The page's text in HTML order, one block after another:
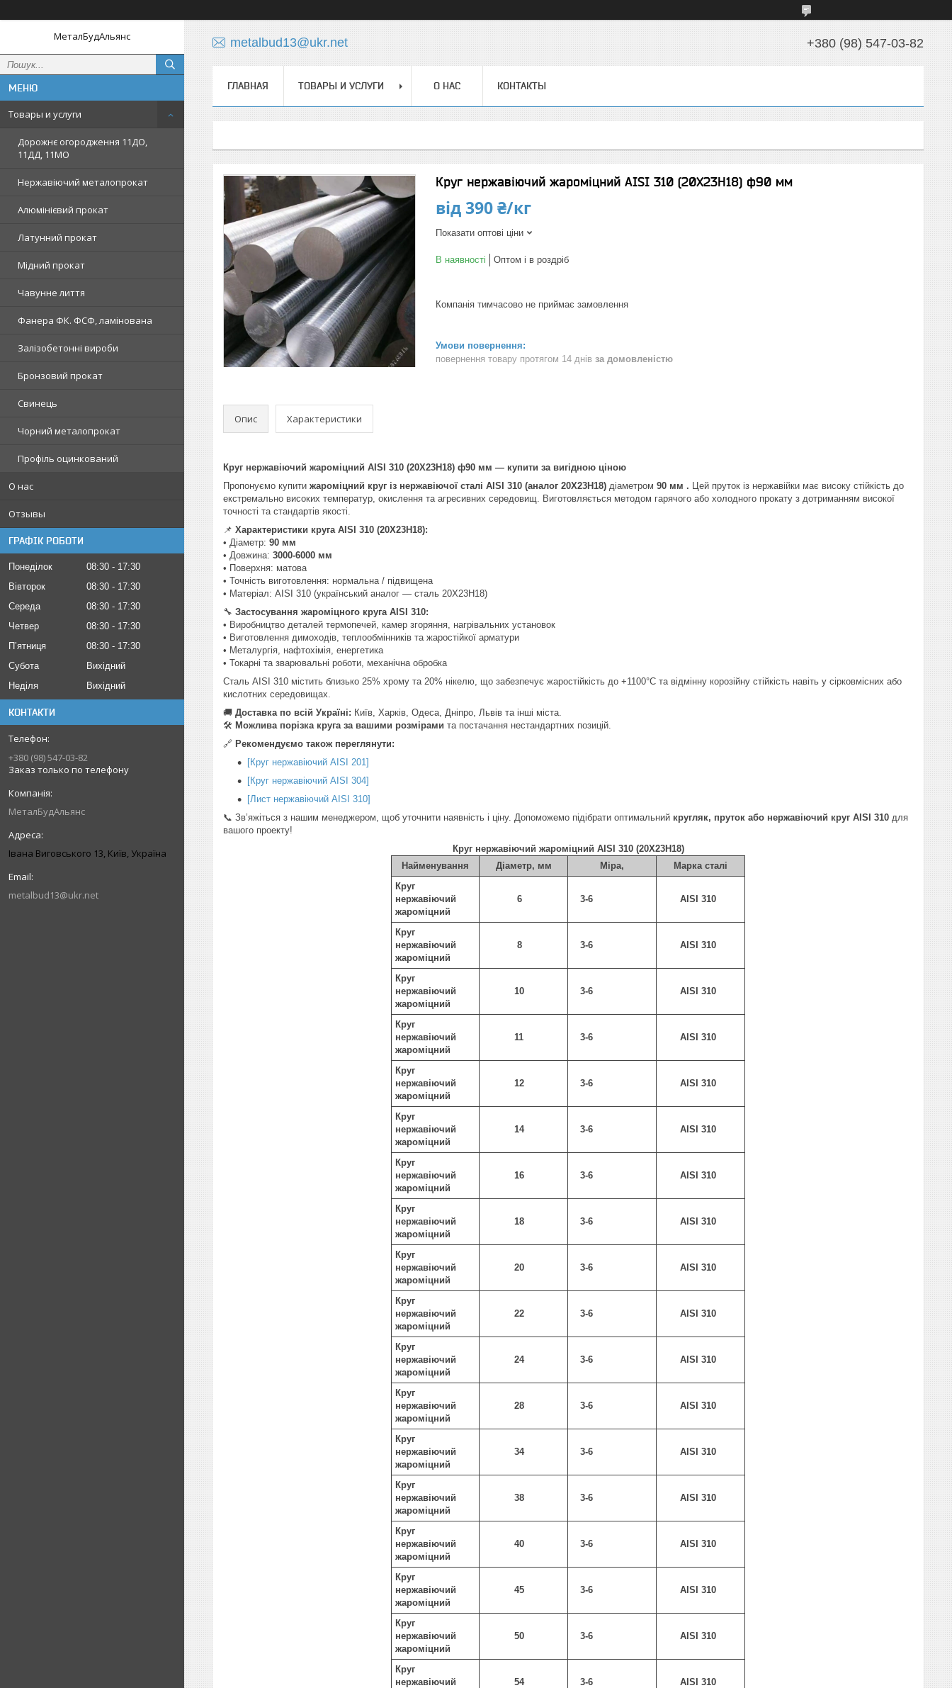
МеталБудАльянс
Товары и услуги
Дорожнє огородження 11ДО,
11ДД, 11МО
Нержавіючий металопрокат
Алюмінієвий прокат
Латунний прокат
Мідний прокат
Чавунне лиття
Фанера ФК. ФСФ, ламінована
Залізобетонні вироби
Бронзовий прокат
Свинець
Чорний металопрокат
Профіль оцинкований
О нас
Отзывы
ГРАФІК РОБОТИ
Понеділок 08:30
17:30
Вівторок
08:30
17:30
Середа
08:30
17:30
Четвер
08:30
17:30
Пʼятниця
08:30
17:30
Субота
Вихідний
Неділя
Вихідний
КОНТАКТИ
+380 (98) 547-03-82
Заказ только по телефону
МеталБудАльянс
Івана Виговського 13, Київ, Україна
metalbud13@ukr.net
metalbud13@ukr.net +380 (98) 547-03-82
ГЛАВНАЯ ТОВАРЫ И УСЛУГИ О НАС КОНТАКТЫ
Круг нержавіючий жароміцний AISI 310 (20Х23Н18) ф90 мм
від390 ₴/кг
Показати оптові ціни
В наявності Оптом і в роздріб
Компанія тимчасово не приймає замовлення
повернення товару протягом 14 днів за домовленістю
Опис Характеристики
Круг нержавіючий жароміцний AISI 310 (20Х23Н18) ф90 мм — купити за вигідною ціною
Пропонуємо купити жароміцний круг із нержавіючої сталі AISI 310 (аналог 20Х23Н18) діаметром 90 мм . Цей пруток із нержавійки має високу стійкість до
екстремально високих температур, окислення та агресивних середовищ. Виготовляється методом гарячого або холодного прокату з дотриманням високої
точності та стандартів якості.
📌 Характеристики круга AISI 310 (20Х23Н18):
• Діаметр: 90 мм
• Довжина: 3000-6000 мм
• Поверхня: матова
• Точність виготовлення: нормальна / підвищена
• Матеріал: AISI 310 (український аналог — сталь 20Х23Н18)
🔧 Застосування жароміцного круга AISI 310:
• Виробництво деталей термопечей, камер згоряння, нагрівальних установок
• Виготовлення димоходів, теплообмінників та жаростійкої арматури
• Металургія, нафтохімія, енергетика
• Токарні та зварювальні роботи, механічна обробка
Сталь AISI 310 містить близько 25% хрому та 20% нікелю, що забезпечує жаростійкість до +1100°C та відмінну корозійну стійкість навіть у сірковмісних або
кислотних середовищах.
🚚 Доставка по всій Україні: Київ, Харків, Одеса, Дніпро, Львів та інші міста.
🛠 Можлива порізка круга за вашими розмірами та постачання нестандартних позицій.
🔗 Рекомендуємо також переглянути:
[Круг нержавіючий AISI 201]
[Круг нержавіючий AISI 304]
[Лист нержавіючий AISI 310]
📞 Зв’яжіться з нашим менеджером, щоб уточнити наявність і ціну. Допоможемо підібрати оптимальний кругляк, пруток або нержавіючий круг AISI 310 для
вашого проекту!
Круг нержавіючий жароміцний AISI 310 (20Х23Н18)
Найменування
Діаметр, мм Міра,
Марка сталі
Круг
нержавіючий
жароміцний
6 3-6 AISI 310
Круг
нержавіючий
жароміцний
8 3-6 AISI 310
Круг
нержавіючий
жароміцний
10 3-6 AISI 310
Круг
нержавіючий
жароміцний
11 3-6 AISI 310
Круг
нержавіючий
жароміцний
12 3-6 AISI 310
Круг
нержавіючий
жароміцний
14 3-6 AISI 310
Круг
нержавіючий
жароміцний
16 3-6 AISI 310
Круг
нержавіючий
жароміцний
18 3-6 AISI 310
Круг
нержавіючий
жароміцний
20 3-6 AISI 310
Круг
нержавіючий
жароміцний
22 3-6 AISI 310
Круг
нержавіючий
жароміцний
24 3-6 AISI 310
Круг
нержавіючий
жароміцний
28 3-6 AISI 310
Круг
нержавіючий
жароміцний
34 3-6 AISI 310
Круг
нержавіючий
жароміцний
38 3-6 AISI 310
Круг
нержавіючий
жароміцний
40 3-6 AISI 310
Круг
нержавіючий
жароміцний
45 3-6 AISI 310
Круг
нержавіючий
жароміцний
50 3-6 AISI 310
Круг
нержавіючий
54 3-6 AISI 310